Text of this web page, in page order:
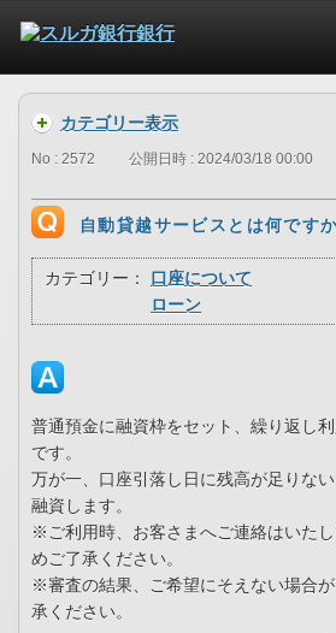
カテゴリー表示
No : 2572 公開日時 : 2024/03/18 00:00
自動貸越サービスとは何です
カテゴリー：
口座について
ローン
普通預金に融資枠をセット、繰り返し
です。
万が一、口座引落し日に残高が足りな
融資します。
※ご利用時、お客さまへご連絡はいた
めご了承ください。
※審査の結果、ご希望にそえない場合
承ください。